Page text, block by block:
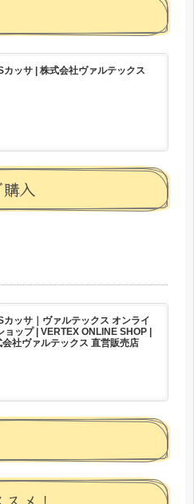
カッサ | 株式会社ヴァルテックス
入
カッサ｜ヴァルテックス オンライ
ョップ | VERTEX ONLINE SHOP |
会社ヴァルテックス 直営販売店